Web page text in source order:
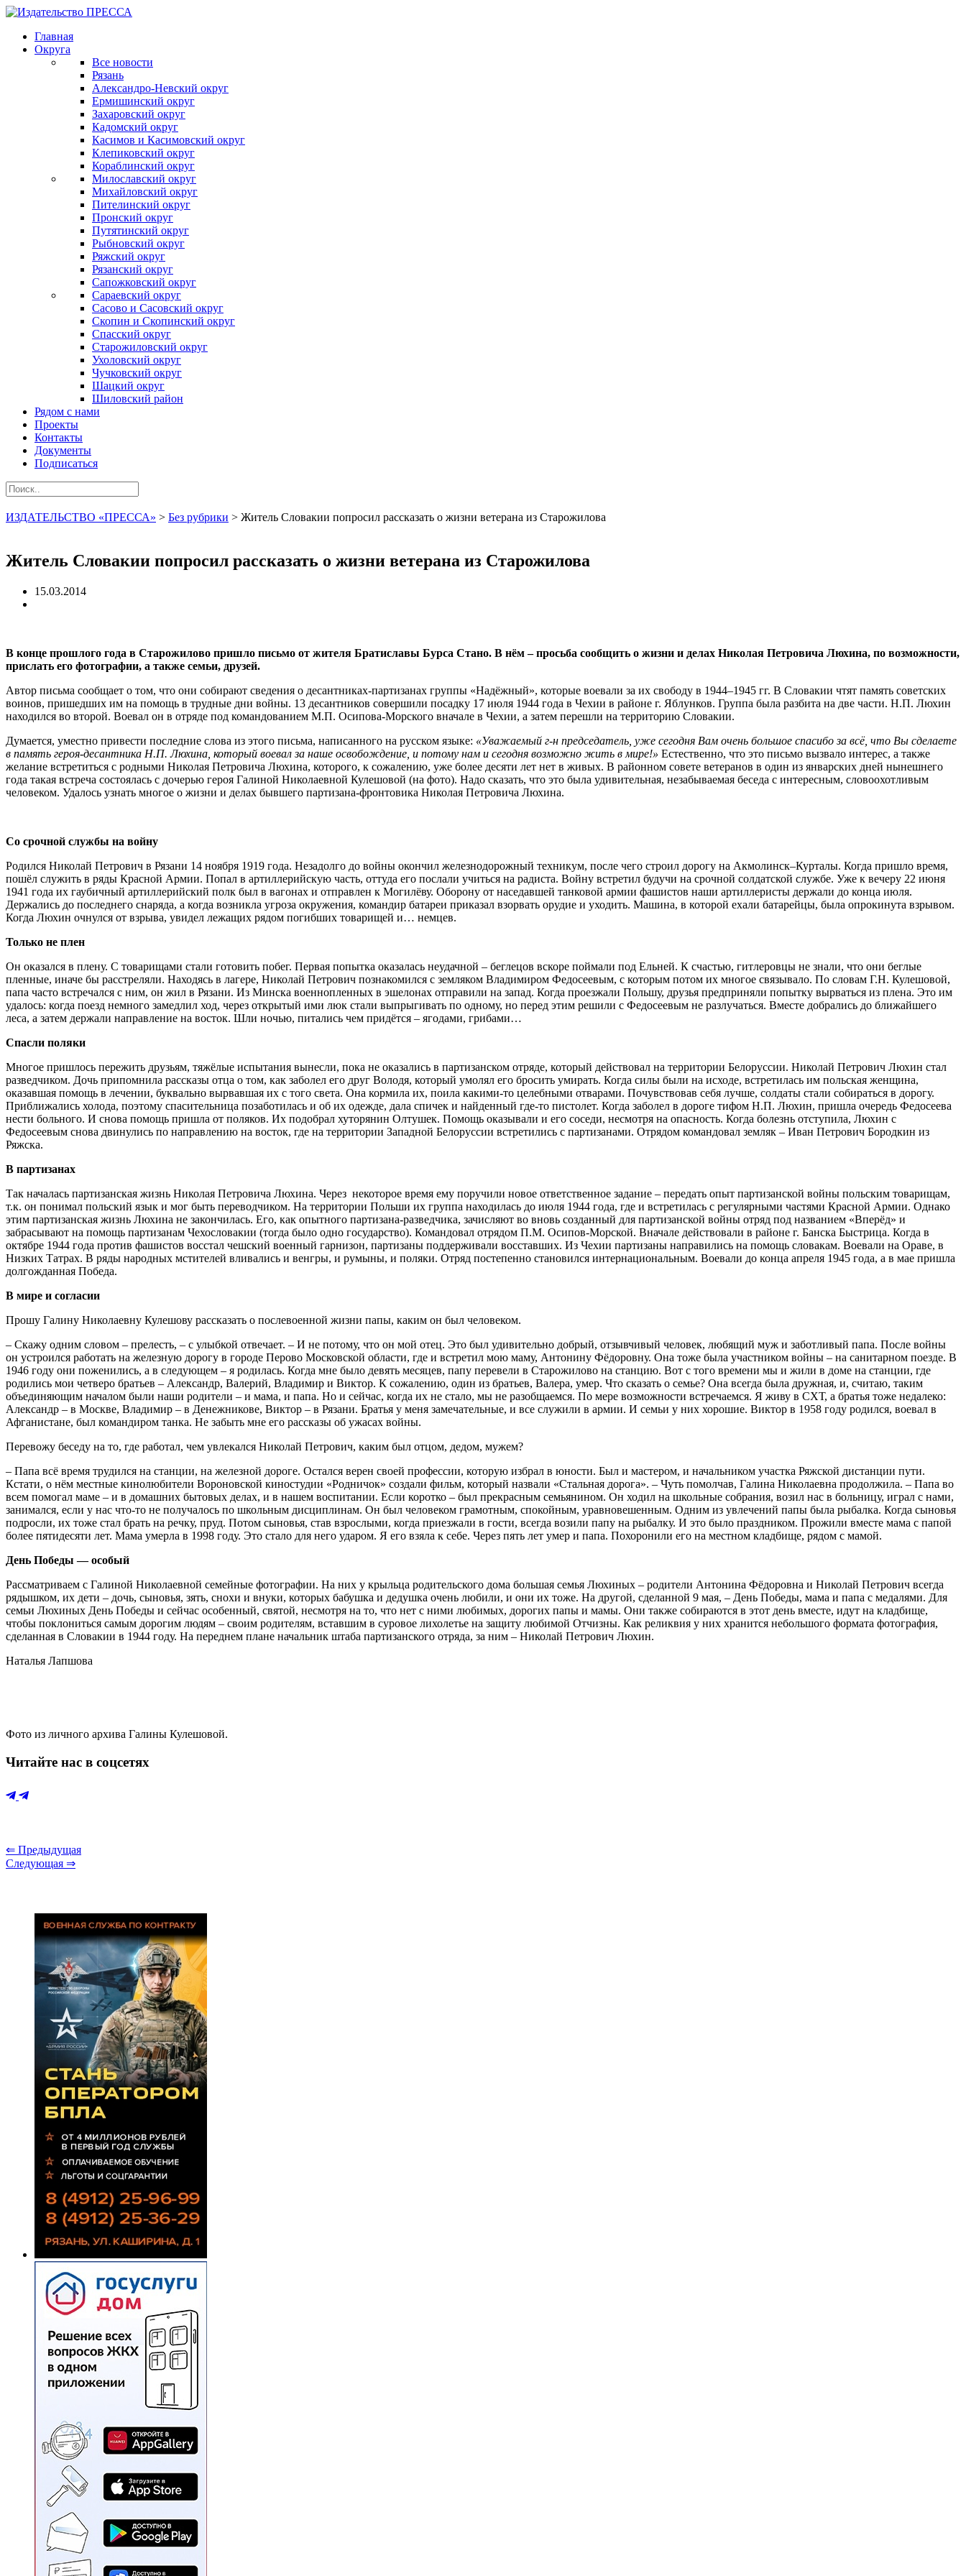
Главная
Округа
Все новости
Рязань
Александро-Невский округ
Ермишинский округ
Захаровский округ
Кадомский округ
Касимов и Касимовский округ
Клепиковский округ
Кораблинский округ
Милославский округ
Михайловский округ
Пителинский округ
Пронский округ
Путятинский округ
Рыбновский округ
Ряжский округ
Рязанский округ
Сапожковский округ
Сараевский округ
Сасово и Сасовский округ
Скопин и Скопинский округ
Спасский округ
Старожиловский округ
Ухоловский округ
Чучковский округ
Шацкий округ
Шиловский район
Рядом с нами
Проекты
Контакты
Документы
Подписаться
ИЗДАТЕЛЬСТВО «ПРЕССА» > Без рубрики > Житель Словакии попросил рассказать о жизни ветерана из Старожилова
Житель Словакии попросил рассказать о жизни ветерана из Старожилова
15.03.2014
В конце прошлого года в Старожилово пришло письмо от жителя Братиславы Бурса Стано. В нём – просьба сообщить о жизни и делах Николая Петровича Люхина, по возможности,
прислать его фотографии, а также семьи, друзей.
Автор письма сообщает о том, что они собирают сведения о десантниках-партизанах группы «Надёжный», которые воевали за их свободу в 1944–1945 гг. В Словакии чтят память советских
воинов, пришедших им на помощь в трудные дни войны. 13 десантников совершили посадку 17 июля 1944 года в Чехии в районе г. Яблунков. Группа была разбита на две части. Н.П. Люхин
находился во второй. Воевал он в отряде под командованием М.П. Осипова-Морского вначале в Чехии, а затем перешли на территорию Словакии.
Думается, уместно привести послед­ние слова из этого письма, написанного на русском языке: «Уважаемый г-н председатель, уже сегодня Вам очень большое спасибо за всё, что Вы сделаете
в память героя-десантника Н.П. Люхина, который воевал за наше освобождение, и потому нам и сегодня возможно жить в мире!» Естественно, что это письмо вызвало интерес, а также
желание встретиться с родными Николая Петровича Люхина, которого, к сожалению, уже более десяти лет нет в живых. В районном совете ветеранов в один из январских дней нынешнего
года такая встреча состоялась с дочерью героя Галиной Николаевной Кулешовой (на фото). Надо сказать, что это была удивительная, незабываемая беседа с интересным, словоохотливым
человеком. Удалось узнать многое о жизни и делах бывшего партизана-фронтовика Николая Петровича Люхина.
Со срочной службы на войну
Родился Николай Петрович в Рязани 14 ноября 1919 года. Незадолго до войны окончил железнодорожный техникум, после чего строил дорогу на Акмолинск–Курталы. Когда пришло время,
пошёл служить в ряды Красной Армии. Попал в артиллерийскую часть, оттуда его послали учиться на радиста. Войну встретил будучи на срочной солдатской службе. Уже к вечеру 22 июня
1941 года их гаубичный артиллерийский полк был в вагонах и отправлен к Могилёву. Оборону от наседавшей танковой армии фашистов наши артиллеристы держали до конца июля.
Держались до последнего снаряда, а когда возникла угроза окружения, командир батареи приказал взорвать орудие и уходить. Машина, в которой ехали батарейцы, была опрокинута взрывом.
Когда Люхин очнулся от взрыва, увидел лежащих рядом погибших товарищей и… немцев.
Только не плен
Он оказался в плену. С товарищами стали готовить побег. Первая попытка оказалась неудачной – беглецов вскоре поймали под Ельней. К счастью, гитлеровцы не знали, что они беглые
пленные, иначе бы расстреляли. Находясь в лагере, Николай Петрович познакомился с земляком Владимиром Федосеевым, с которым потом их многое связывало. По словам Г.Н. Кулешовой,
папа часто встречался с ним, он жил в Рязани. Из Минска военнопленных в эшелонах отправили на запад. Когда проезжали Польшу, друзья предприняли попытку вырваться из плена. Это им
удалось: когда поезд немного замедлил ход, через открытый ими люк стали выпрыгивать по одному, но перед этим решили с Федосеевым не разлучаться. Вместе добрались до ближайшего
леса, а затем держали направление на восток. Шли ночью, питались чем придётся – ягодами, грибами…
Спасли поляки
Многое пришлось пережить друзьям, тяжёлые испытания вынесли, пока не оказались в партизанском отряде, который действовал на территории Белоруссии. Николай Петрович Люхин стал
разведчиком. Дочь припомнила рассказы отца о том, как заболел его друг Володя, который умолял его бросить умирать. Когда силы были на исходе, встретилась им польская женщина,
оказавшая помощь в лечении, буквально вырвавшая их с того света. Она кормила их, поила какими-то целебными отварами. Почувствовав себя лучше, солдаты стали собираться в дорогу.
Приближались холода, поэтому спасительница позаботилась и об их одежде, дала спичек и найденный где-то пистолет. Когда заболел в дороге тифом Н.П. Люхин, пришла очередь Федосеева
нести больного. И снова помощь пришла от поляков. Их подобрал хуторянин Олтушек. Помощь оказывали и его соседи, несмотря на опасность. Когда болезнь отступила, Люхин с
Федосеевым снова двинулись по направлению на восток, где на территории Западной Белоруссии встретились с партизанами. Отрядом командовал земляк – Иван Петрович Бородкин из
Ряжска.
В партизанах
Так началась партизанская жизнь Николая Петровича Люхина. Через некоторое время ему поручили новое ответственное задание – передать опыт партизанской войны польским товарищам,
т.к. он понимал польский язык и мог быть переводчиком. На территории Польши их группа находилась до июля 1944 года, где и встретилась с регулярными частями Красной Армии. Однако
этим партизанская жизнь Люхина не закончилась. Его, как опытного партизана-разведчика, зачисляют во вновь созданный для партизанской войны отряд под названием «Вперёд» и
забрасывают на помощь партизанам Чехословакии (тогда было одно государство). Командовал отрядом П.М. Осипов-Морской. Вначале действовали в районе г. Банска Быстрица. Когда в
октябре 1944 года против фашистов восстал чешский военный гарнизон, партизаны поддерживали восставших. Из Чехии партизаны направились на помощь словакам. Воевали на Ораве, в
Низких Татрах. В ряды народных мстителей вливались и венгры, и румыны, и поляки. Отряд постепенно становился интернациональным. Воевали до конца апреля 1945 года, а в мае пришла
долгожданная Победа.
В мире и согласии
Прошу Галину Николаевну Кулешову рассказать о послевоенной жизни папы, каким он был человеком.
– Скажу одним словом – прелесть, – с улыбкой отвечает. – И не потому, что он мой отец. Это был удивительно добрый, отзывчивый человек, любящий муж и заботливый папа. После войны
он устроился работать на железную дорогу в городе Перово Московской области, где и встретил мою маму, Антонину Фёдоровну. Она тоже была участником войны – на санитарном поезде. В
1946 году они поженились, а в следующем – я родилась. Когда мне было девять месяцев, папу перевели в Старожилово на станцию. Вот с того времени мы и жили в доме на станции, где
родились мои четверо братьев – Александр, Валерий, Владимир и Виктор. К сожалению, один из братьев, Валера, умер. Что сказать о семье? Она всегда была дружная, и, считаю, таким
объединяющим началом были наши родители – и мама, и папа. Но и сейчас, когда их не стало, мы не разобщаемся. По мере возможности встречаемся. Я живу в СХТ, а братья тоже недалеко:
Александр – в Москве, Владимир – в Денежникове, Виктор – в Рязани. Братья у меня замечательные, и все служили в армии. И семьи у них хорошие. Виктор в 1958 году родился, воевал в
Афганистане, был командиром танка. Не забыть мне его рассказы об ужасах войны.
Перевожу беседу на то, где работал, чем увлекался Николай Петрович, каким был отцом, дедом, мужем?
– Папа всё время трудился на станции, на железной дороге. Остался верен своей профессии, которую избрал в юности. Был и мастером, и начальником участка Ряжской дистанции пути.
Кстати, о нём местные кинолюбители Вороновской киностудии «Родничок» создали фильм, который назвали «Стальная дорога». – Чуть помолчав, Галина Николаевна продолжила. – Папа во
всем помогал маме – и в домашних бытовых делах, и в нашем воспитании. Если коротко – был прекрасным семьянином. Он ходил на школьные собрания, возил нас в больницу, играл с нами,
занимался, если у нас что-то не получалось по школьным дисциплинам. Он был человеком грамотным, спокойным, уравновешенным. Одним из увлечений папы была рыбалка. Когда сыновья
подросли, их тоже стал брать на речку, пруд. Потом сыновья, став взрослыми, когда приезжали в гости, всегда возили папу на рыбалку. И это было праздником. Прожили вместе мама с папой
более пятидесяти лет. Мама умерла в 1998 году. Это стало для него ударом. Я его взяла к себе. Через пять лет умер и папа. Похоронили его на местном кладбище, рядом с мамой.
День Победы — особый
Рассматриваем с Галиной Николаевной семейные фотографии. На них у крыльца родительского дома большая семья Люхиных – родители Антонина Фёдоровна и Николай Петрович всегда
рядышком, их дети – дочь, сыновья, зять, снохи и внуки, которых бабушка и дедушка очень любили, и они их тоже. На другой, сделанной 9 мая, – День Победы, мама и папа с медалями. Для
семьи Люхиных День Победы и сейчас особенный, святой, несмотря на то, что нет с ними любимых, дорогих папы и мамы. Они также собираются в этот день вместе, идут на кладбище,
чтобы поклониться самым дорогим людям – своим родителям, вставшим в суровое лихолетье на защиту любимой Отчизны. Как реликвия у них хранится небольшого формата фотография,
сделанная в Словакии в 1944 году. На перед­нем плане начальник штаба партизанского отряда, за ним – Николай Петрович Люхин.
Наталья Лапшова
Фото из личного архива Галины Кулешовой.
Читайте нас в соцсетях
⇐ Предыдущая
Следующая ⇒